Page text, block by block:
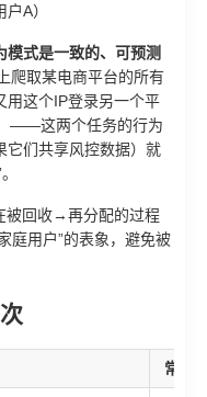
A）
模式是一致的、可预测
爬取某电商平台的所有
用这个IP登录另一个平
——这两个任务的行为
它们共享风控数据）就
被回收→再分配的过程
庭用户”的表象，避免被
常见